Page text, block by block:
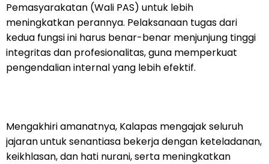
Pemasyarakatan (Wali PAS) untuk lebih
meningkatkan perannya. Pelaksanaan tugas dari
kedua fungsi ini harus benar-benar menjunjung tinggi
integritas dan profesionalitas, guna memperkuat
pengendalian internal yang lebih efektif.
Mengakhiri amanatnya, Kalapas mengajak seluruh
jajaran untuk senantiasa bekerja dengan keteladanan,
keikhlasan, dan hati nurani, serta meningkatkan